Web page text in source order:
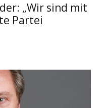
„Wir sind mit
Partei